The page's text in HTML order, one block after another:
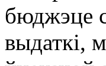
бюджэце
выдаткі,